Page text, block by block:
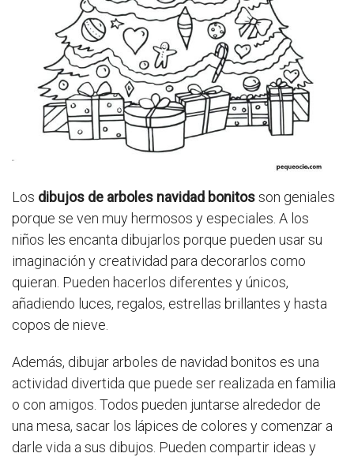
Los dibujos de arboles navidad bonitosson geniales
porque se ven muy hermosos y especiales. A los
niños les encanta dibujarlos porque pueden usar su
imaginación y creatividad para decorarlos como
quieran. Pueden hacerlos diferentes y únicos,
añadiendo luces, regalos, estrellas brillantes y hasta
copos de nieve.
Además, dibujar arboles de navidad bonitos es una
actividad divertida que puede ser realizada en familia
o con amigos. Todos pueden juntarse alrededor de
una mesa, sacar los lápices de colores y comenzar a
darle vida a sus dibujos. Pueden compartir ideas y